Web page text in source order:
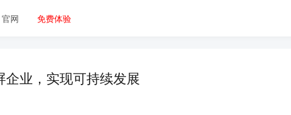
官网 免费体验
业，实现可持续发展